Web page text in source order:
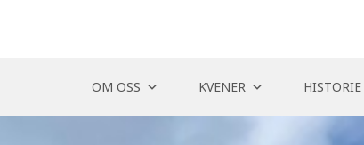
OM OSS KVENER HISTORIE